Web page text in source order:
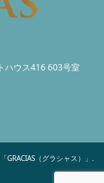
ハウス416 603号室
（グラシャス）」 .